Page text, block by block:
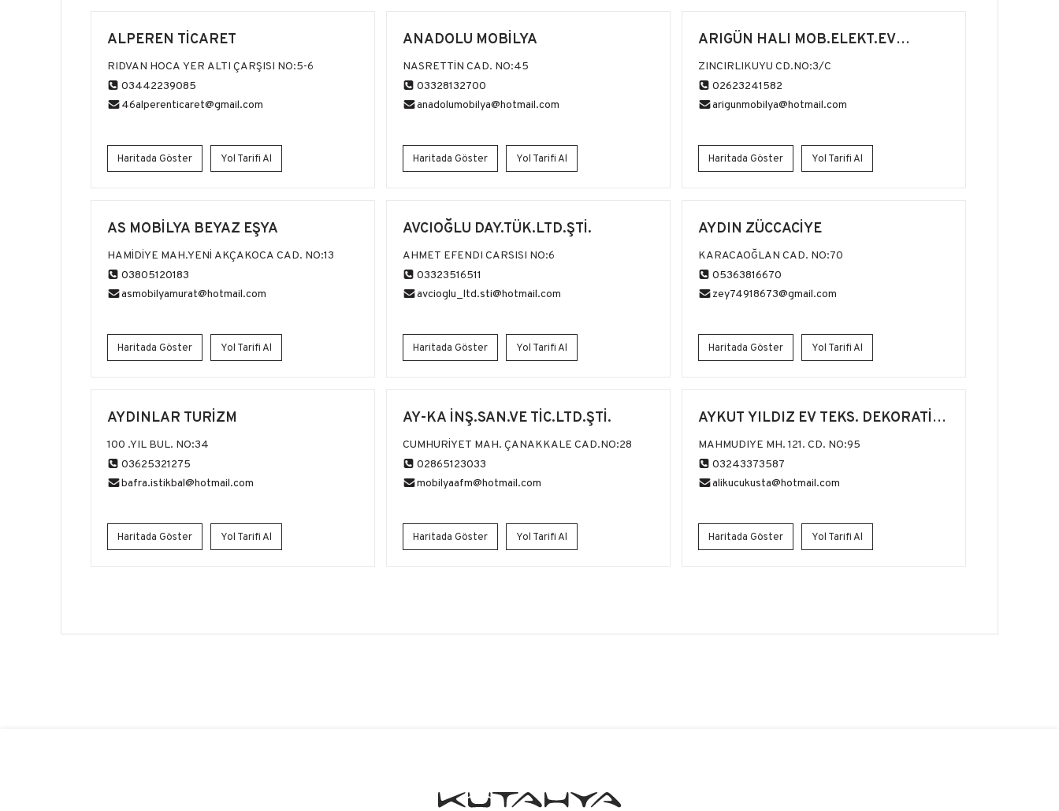
ALPEREN TİCARET
RIDVAN HOCA YER ALTI ÇARŞISI NO:5-6
03442239085
46alperenticaret@gmail.com
Haritada Göster Yol Tarifi Al
ANADOLU MOBİLYA
NASRETTİN CAD. NO:45
03328132700
anadolumobilya@hotmail.com
Haritada Göster Yol Tarifi Al
ARIGÜN HALI MOB.ELEKT.EV
ALETLERİ
ZINCIRLIKUYU CD.NO:3/C
02623241582
arigunmobilya@hotmail.com
Haritada Göster Yol Tarifi Al
AS MOBİLYA BEYAZ EŞYA
HAMİDİYE MAH.YENİ AKÇAKOCA CAD. NO:13
03805120183
asmobilyamurat@hotmail.com
Haritada Göster Yol Tarifi Al
AVCIOĞLU DAY.TÜK.LTD.ŞTİ.
AHMET EFENDI CARSISI NO:6
03323516511
avcioglu_ltd.sti@hotmail.com
Haritada Göster Yol Tarifi Al
AYDIN ZÜCCACİYE
KARACAOĞLAN CAD. NO:70
05363816670
zey74918673@gmail.com
Haritada Göster Yol Tarifi Al
AYDINLAR TURİZM
100 .YIL BUL. NO:34
03625321275
bafra.istikbal@hotmail.com
Haritada Göster Yol Tarifi Al
AY-KA İNŞ.SAN.VE TİC.LTD.ŞTİ.
CUMHURİYET MAH. ÇANAKKALE CAD.NO:28
02865123033
mobilyaafm@hotmail.com
Haritada Göster Yol Tarifi Al
AYKUT YILDIZ EV TEKS. DEKORATİF
ÜRÜNLER
MAHMUDIYE MH. 121. CD. NO:95
03243373587
alikucukusta@hotmail.com
Haritada Göster Yol Tarifi Al